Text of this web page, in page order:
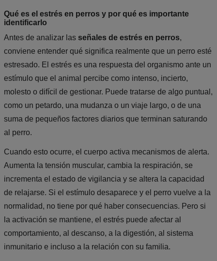
Qué es el estrés en perros y por qué es importante
identificarlo
Antes de analizar las señales de estrés en perros,
conviene entender qué significa realmente que un perro esté
estresado. El estrés es una respuesta del organismo ante un
estímulo que el animal percibe como intenso, incierto,
molesto o difícil de gestionar. Puede tratarse de algo puntual,
como un petardo, una mudanza o un viaje largo, o de una
suma de pequeños factores diarios que terminan saturando
al perro.
Cuando esto ocurre, el cuerpo activa mecanismos de alerta.
Aumenta la tensión muscular, cambia la respiración, se
incrementa el estado de vigilancia y se altera la capacidad
de relajarse. Si el estímulo desaparece y el perro vuelve a la
normalidad, no tiene por qué haber consecuencias. Pero si
la activación se mantiene, el estrés puede afectar al
comportamiento, al descanso, a la digestión, al sistema
inmunitario e incluso a la relación con su familia.